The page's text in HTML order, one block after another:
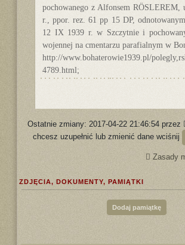
pochowanego z Alfonsem
r., ppor. rez. 61 pp 15 DP,
12 IX 1939 r. w Szczytnie i
wojennej na cmentarzu parafialnym w
http://www.bohaterowie1939.pl/
4789.html;
Ostatnie zmiany: 2017-04-22 21:46:54 przez
chcesz uzupełnić lub zmienić dane wciśnij
Zasady
ZDJĘCIA, DOKUMENTY, PAMIĄTKI
Dodaj pamiątkę